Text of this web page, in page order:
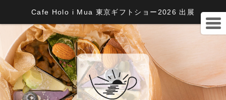
Cafe Holo i Mua 東京ギフトショー2026 出展